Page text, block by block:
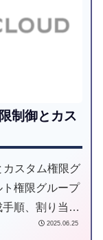
制御とカス
カスタム権限グ
権限グループ
順、割り当て
設定をサポー
2025.06.25